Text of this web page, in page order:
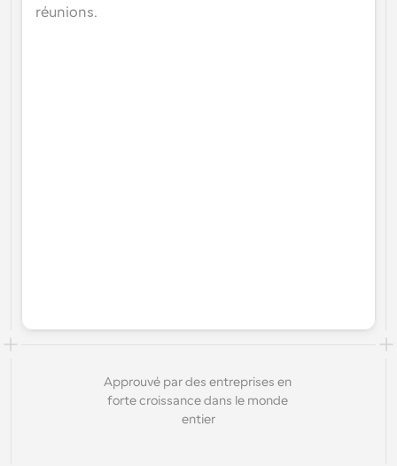
réunions.
Approuvé par des entreprises en
forte croissance dans le monde
entier